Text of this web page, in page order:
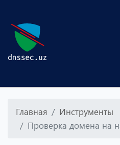
Главная
Инструменты
Проверка домена на